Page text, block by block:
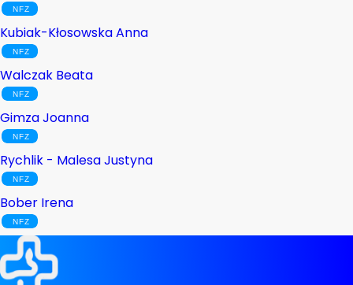
Kubiak-Kłosowska Anna
Walczak Beata
Gimza Joanna
Rychlik - Malesa Justyna
Bober Irena